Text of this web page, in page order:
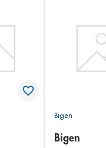
Bigen
Bigen